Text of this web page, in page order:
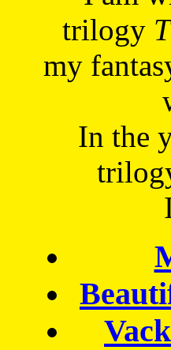
trilogy
my
In the